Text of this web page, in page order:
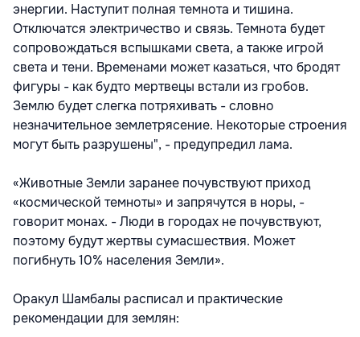
энергии. Наступит полная темнота и тишина.
Отключатся электричество и связь. Темнота будет
сопровождаться вспышками света, а также игрой
света и тени. Временами может казаться, что бродят
фигуры - как будто мертвецы встали из гробов.
Землю будет слегка потряхивать - словно
незначительное землетрясение. Некоторые строения
могут быть разрушены", - предупредил лама.
«Животные Земли заранее почувствуют приход
«космической темноты» и запрячутся в норы, -
говорит монах. - Люди в городах не почувствуют,
поэтому будут жертвы сумасшествия. Может
погибнуть 10% населения Земли».
Оракул Шамбалы расписал и практические
рекомендации для землян: